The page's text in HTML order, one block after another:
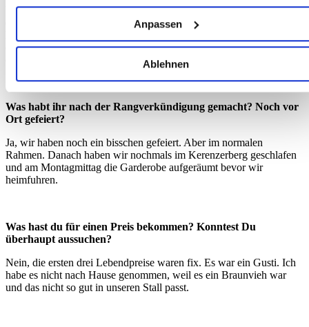
Merkmalen (Fingerprinting) identifizieren
Erfahren Sie mehr darüber, wie Ihre persönlichen Daten
verarbeitet werden, und legen Sie Ihre Präferenzen im
Abschnitt Einzelheitenfest.
Wir verwenden Cookies, um Inhalte und Anzeigen zu
können und die Zugriffe auf unsere Website zu analysieren.
Außerdem geben wir Informationen zu Ihrer Verwendung
unserer Website an unsere Partner für soziale Medien,
die Sie ihnen bereitgestellt haben oder die sie im Rahmen
Anpassen
Ablehnen
Über die Einteilung gegen Wicki hatte ich mich eigentlich gefreut,
das war eine grosse Ehre. Dass ich mit dem Schwingerkönig in der
einen» bekomme, damit hatte ich gerechnet, weil ich im zweiten und
dritten keine absoluten Spitzenschwinger hatte.
Was habt ihr nach der Rangverkündigung gemacht? Noch vor
Ort gefeiert?
Ja, wir haben noch ein bisschen gefeiert. Aber im normalen
Rahmen. Danach haben wir nochmals im Kerenzerberg geschlafen
und am Montagmittag die Garderobe aufgeräumt bevor wir
heimfuhren.
Was hast du für einen Preis bekommen? Konntest Du
überhaupt aussuchen?
Nein, die ersten drei Lebendpreise waren fix. Es war ein Gusti. Ich
habe es nicht nach Hause genommen, weil es ein Braunvieh war
und das nicht so gut in unseren Stall passt.